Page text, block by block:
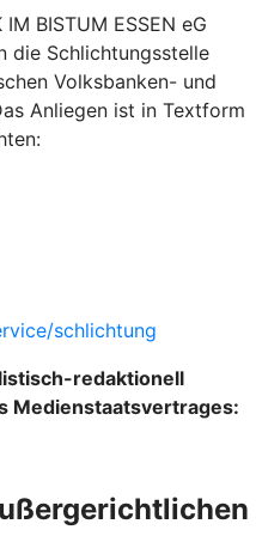
BISTUM ESSEN eG
die Schlichtungsstelle
Volksbanken- und
Anliegen ist in Textform
schlichtung
redaktionell
Medienstaatsvertrages: